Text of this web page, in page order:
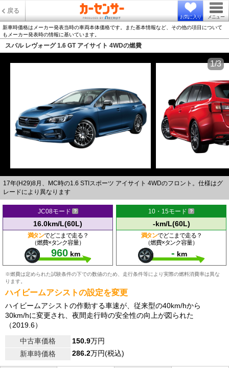
戻る
お気に入り メニュー
新車時価格はメーカー発表当時の車両本体価格です。また基本情報など、その他の項目について
もメーカー発表時の情報に基いています。
スバル レヴォーグ 1.6 GT アイサイト 4WDの燃費
17年(H29)8月、MC時の1.6 STIスポーツ アイサイト 4WDのフロント。仕様はグ
レードにより異なります
1/3
JC08モード
16.0km/L(60L)
満タンでどこまで走る？
（燃費×タンク容量）
960 km
10・15モード
-km/L(60L)
満タンでどこまで走る？
（燃費×タンク容量）
- km
※燃費は定められた試験条件の下での数値のため、走行条件等により実際の燃料消費率は異な
ります。
ハイビームアシストの設定を変更
ハイビームアシストの作動する車速が、従来型の40km/hから
30km/hに変更され、夜間走行時の安全性の向上が図られた
（2019.6）
中古車価格
150.9万円
新車時価格
286.2万円(税込)